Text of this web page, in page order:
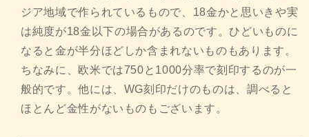
ジア地域で作られているもので、18金かと思いきや実
は純度が18金以下の場合があるのです。ひどいものに
なると金が半分ほどしか含まれないものもあります。
ちなみに、欧米では750と1000分率で刻印するのが一
般的です。他には、WG刻印だけのものは、調べると
ほとんど金性がないものもございます。